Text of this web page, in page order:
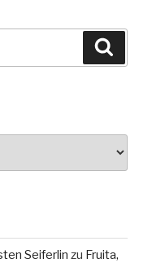
Seiferlin zu Fruita,